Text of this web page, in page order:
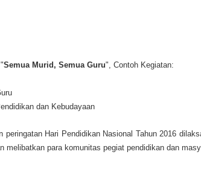
Semua Murid, Semua Guru", Contoh Kegiatan:
dan Kebudayaan
peringatan Hari Pendidikan Nasional Tahun 2016
melibatkan para komunitas pegiat pendidikan dan